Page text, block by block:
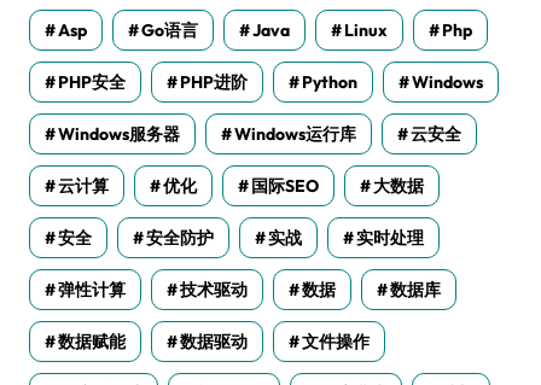
Asp Go语言 Java Linux Php
PHP安全 PHP进阶 Python Windows
Windows服务器 Windows运行库 云安全
云计算 优化 国际SEO 大数据
安全 安全防护 实战 实时处理
弹性计算 技术驱动 数据 数据库
数据赋能 数据驱动 文件操作